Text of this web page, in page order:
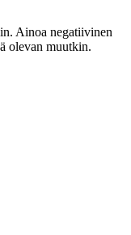
Ainoa negatiivinen
olevan muutkin.